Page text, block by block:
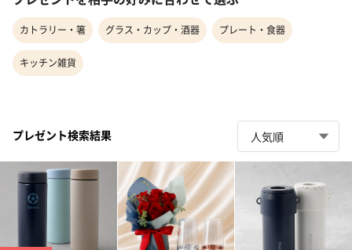
カトラリー・箸 グラス・カップ・酒器 プレート・食器
キッチン雑貨
プレゼント検索結果